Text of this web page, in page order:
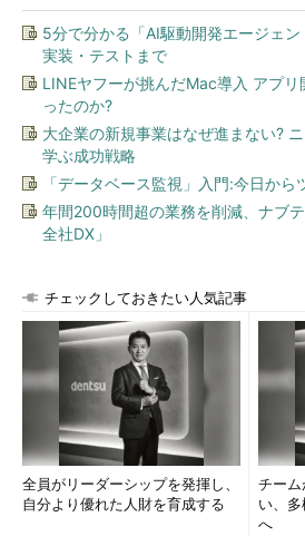
5分で分かる「AI駆動開発エージェン
実装・テストまで
LINEヤフーが挑んだMac導入 アプ
ったのか?
大企業の新規事業はなぜ進まない?
学ぶ成功戦略
「データベース監視」入門:今日か
年間200時間超の業務を削減、ナブ
全社DX」
チェックしておきたい人気記事
全員がリーダーシップを発揮し、
自分より優れた人財を育成する
チーム
い、
へ